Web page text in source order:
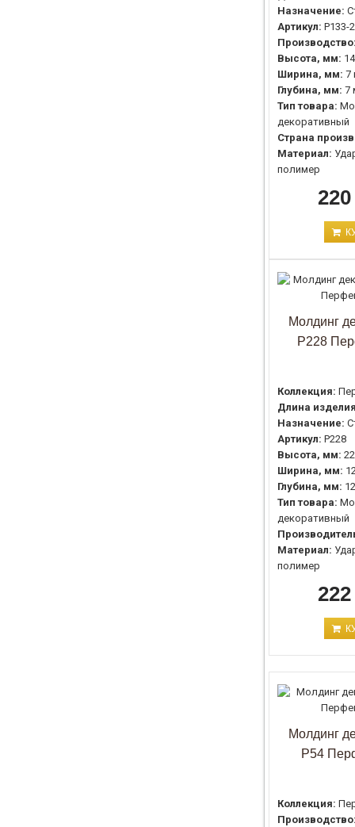
Назначение:
Артикул: P133-
Высота, мм:
Ширина, мм: 7
Глубина, мм: 7
Тип товара:
декоративный
Страна
Материал:
полимер
Молдинг
P228
Коллекция:
Длина
Назначение:
Артикул: P228
Высота, мм:
Ширина, мм:
Глубина, мм:
Тип товара:
декоративный
Материал:
полимер
Молдинг
P54
Коллекция: